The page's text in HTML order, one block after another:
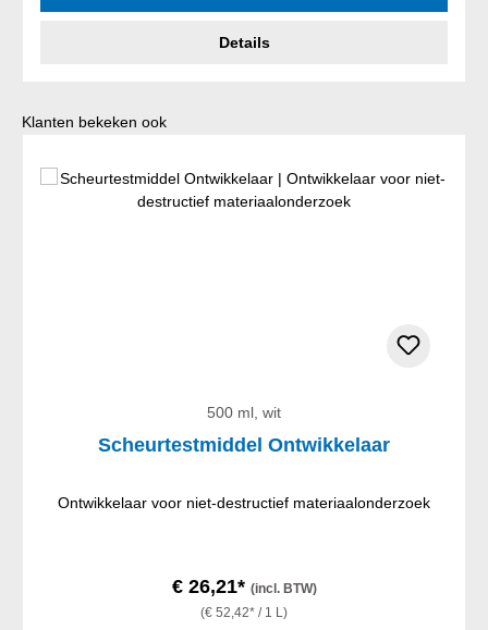
Details
Productgalerij overslaan
Klanten bekeken ook
500 ml, wit
Scheurtestmiddel Ontwikkelaar
Ontwikkelaar voor niet-destructief materiaalonderzoek
€ 26,21* (incl. BTW)
(€ 52,42* / 1 L)